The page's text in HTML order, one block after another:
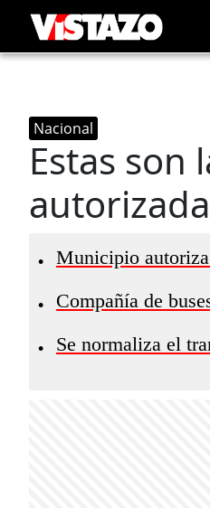
Nacional
Estas son
• Municipio
• Compañía de
• Se normaliza el